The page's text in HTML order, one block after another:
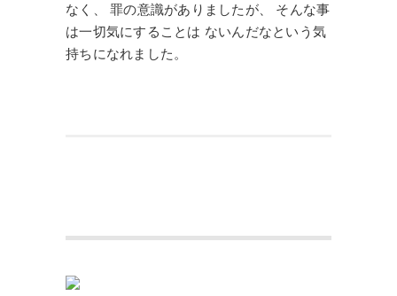
なく、 罪の意識がありましたが、 そんな事
は一切気にすることは ないんだなという気
持ちになれました。